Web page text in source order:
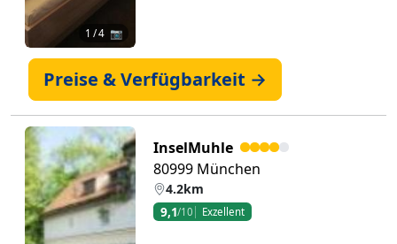
1 / 4 📷
Preise & Verfügbarkeit →
InselMuhle
80999 München
4.2km
9,1/10 Exzellent